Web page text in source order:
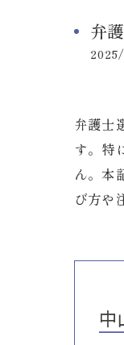
弁
弁護士
す。特
ん。本
び方や